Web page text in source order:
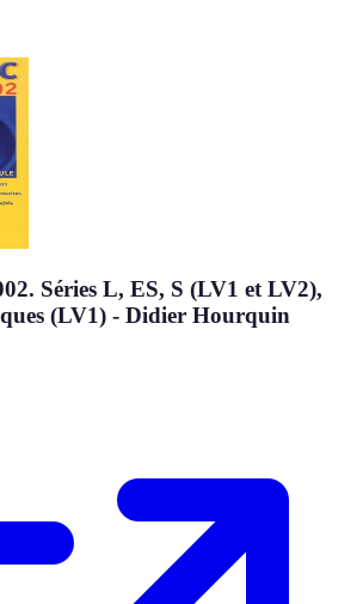
Séries L, ES, S (LV1 et LV2),
(LV1) - Didier Hourquin